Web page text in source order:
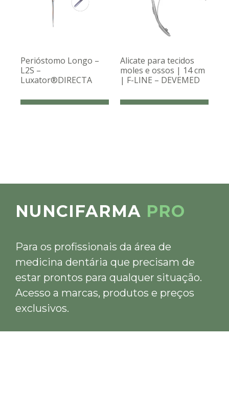
Perióstomo Longo –
L2S –
Luxator®DIRECTA
Alicate para tecidos
moles e ossos | 14 cm
| F-LINE – DEVEMED
NUNCIFARMA PRO
Para os profissionais da área de
medicina dentária que precisam de
estar prontos para qualquer situação.
Acesso a marcas, produtos e preços
exclusivos.